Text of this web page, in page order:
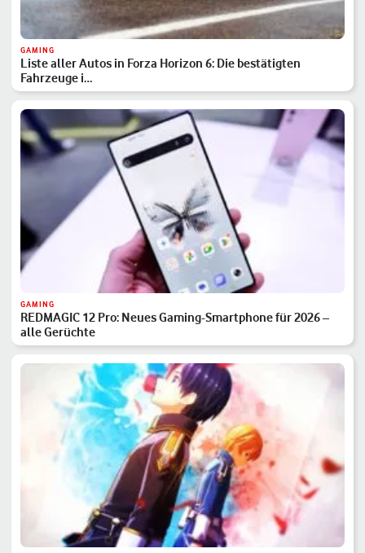
GAMING
Liste aller Autos in Forza Horizon 6: Die bestätigten
Fahrzeuge i…
GAMING
REDMAGIC 12 Pro: Neues Gaming-Smartphone für 2026 –
alle Gerüchte